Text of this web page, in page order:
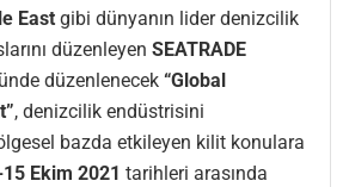
East gibi dünyanın lider denizcilik
düzenleyen SEATRADE
düzenlenecek “Global
, denizcilik endüstrisini
bazda etkileyen kilit konulara
Ekim 2021 tarihleri arasında